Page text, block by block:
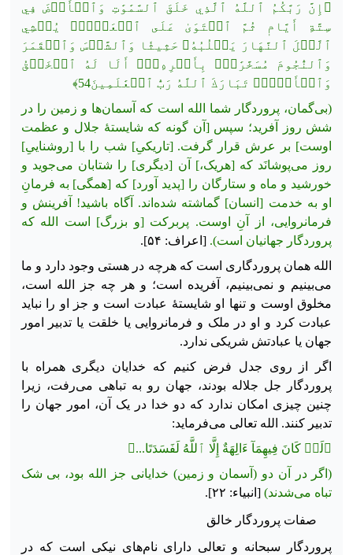
﴿إِنَّ رَبَّكُمُ ٱللَّهُ ٱلَّذِي خَلَقَ ٱلسَّمَٰوَٰتِ وَٱلۡأَرۡضَ فِي
سِتَّةِ أَيَّامٖ ثُمَّ ٱسۡتَوَىٰ عَلَى ٱلۡعَرۡشِۖ يُغۡشِي
ٱلَّيۡلَ ٱلنَّهَارَ يَطۡلُبُهُۥ حَثِيثٗا وَٱلشَّمۡسَ وَٱلۡقَمَرَ
وَٱلنُّجُومَ مُسَخَّرَٰتِۭ بِأَمۡرِهِۦٓۗ أَلَا لَهُ ٱلۡخَلۡقُ
وَٱلۡأَمۡرُۗ تَبَارَكَ ٱللَّهُ رَبُّ ٱلۡعَٰلَمِينَ54﴾
(بی‌گمان، پروردگار شما الله است که آسمان‌ها و زمین را در
شش روز آفرید؛ سپس [آن گونه كه شايستهٔ جلال و عظمت
اوست] بر عرش قرار گرفت. [تاریکیِ] شب را با [روشناییِ]
روز می‌پوشانَد که [هریک،] آن [دیگری] را شتابان می‌جوید و
خورشید و ماه و ستارگان را [پدید آورد] كه [همگی] به فرمانِ
او به خدمت [انسان] گماشته شده‌اند. آگاه باشید! آفرینش و
فرمانروایی، از آنِ اوست. پربرکت [و بزرگ] است الله که
پروردگار جهانیان است). [اعراف: ۵۴].
الله همان پروردگاری است که هرچه در هستی وجود دارد و ما
می‌بینیم و نمی‌بینیم، آفریده است؛ و هر چه جز الله است،
مخلوق اوست و تنها او شایستهٔ عبادت است و جز او را نباید
عبادت کرد و او در ملک و فرمانروایی یا خلقت یا تدبیر امور
جهان یا عبادتش شریکی ندارد.
اگر از روی جدل فرض کنیم که خدایان دیگری همراه با
پروردگار جل جلاله بودند، جهان رو به تباهی می‌رفت، زیرا
چنین چیزی امکان ندارد که دو خدا در یک آن، امور جهان را
تدبیر کنند. الله تعالی می‌فرماید:
﴿لَوۡ كَانَ فِيهِمَآ ءَالِهَةٌ إِلَّا ٱللَّهُ لَفَسَدَتَا...﴾
(اگر در آن دو (آسمان و زمین) خدایانی جز الله بود، بی شک
تباه می‌شدند)[انبیاء: ۲۲].
صفات پروردگار خالق
پروردگار سبحانه و تعالی دارای نام‌های نیکی است که در